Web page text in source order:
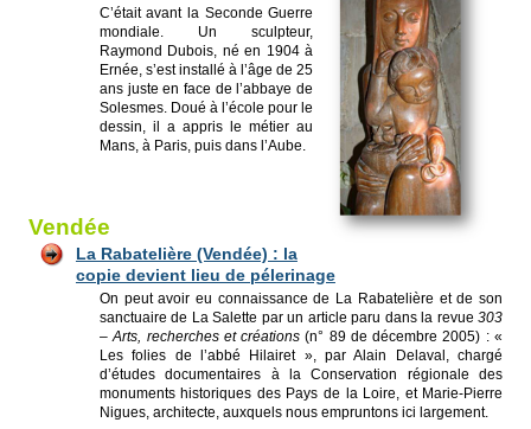
C’était avant la Seconde Guerre
mondiale. Un sculpteur,
Raymond Dubois, né en 1904 à
Ernée, s’est installé à l’âge de 25
ans juste en face de l’abbaye de
Solesmes. Doué à l’école pour le
dessin, il a appris le métier au
Mans, à Paris, puis dans l’Aube.
Vendée
La Rabatelière (Vendée) : la
copie devient lieu de pélerinage
On peut avoir eu connaissance de La Rabatelière et de son
sanctuaire de La Salette par un article paru dans la revue303
– Arts, recherches et créations (n° 89 de décembre 2005) : «
Les folies de l’abbé Hilairet », par Alain Delaval, chargé
d’études documentaires à la Conservation régionale des
monuments historiques des Pays de la Loire, et Marie-Pierre
Nigues, architecte, auxquels nous empruntons ici largement.